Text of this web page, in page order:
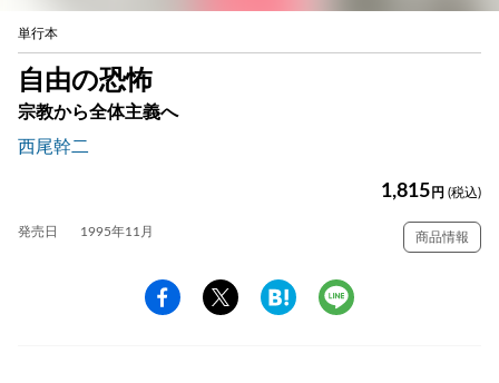
単行本
自由の恐怖
宗教から全体主義へ
西尾幹二
1,815 円 (税込)
発売日 1995年11月 商品情報